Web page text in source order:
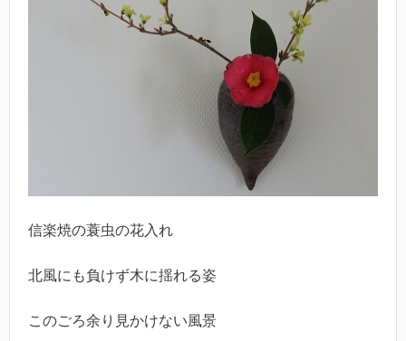
信楽焼の蓑虫の花入れ
北風にも負けず木に揺れる姿
このごろ余り見かけない風景